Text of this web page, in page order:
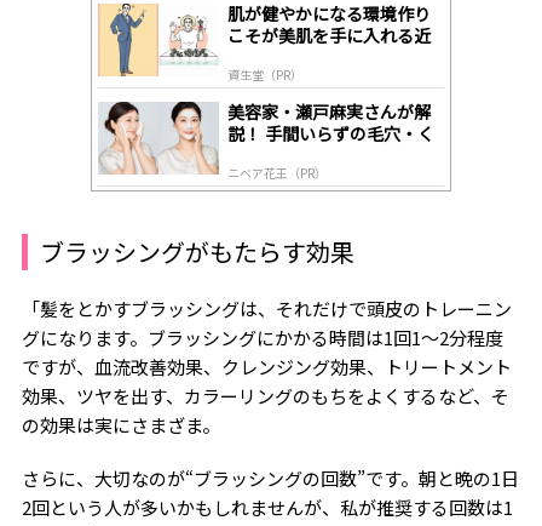
肌が健やかになる環境作り
こそが美肌を手に入れる近
資生堂（PR）
美容家・瀬戸麻実さんが解
説！ 手間いらずの毛穴・く
ニベア花王（PR）
ブラッシングがもたらす効果
「髪をとかすブラッシングは、それだけで頭皮のトレーニン
グになります。ブラッシングにかかる時間は1回1～2分程度
ですが、血流改善効果、クレンジング効果、トリートメント
効果、ツヤを出す、カラーリングのもちをよくするなど、そ
の効果は実にさまざま。
さらに、大切なのが“ブラッシングの回数”です。朝と晩の1日
2回という人が多いかもしれませんが、私が推奨する回数は1